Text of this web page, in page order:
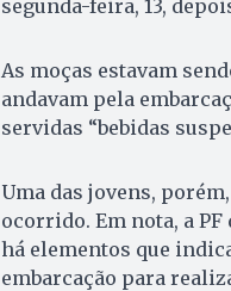
segunda-feira, 13,
As moças estavam
andavam pela
servidas “bebidas
Uma das jovens,
ocorrido. Em nota, a
há elementos que
embarcação para